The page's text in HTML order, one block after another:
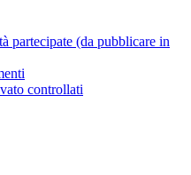
partecipate (da pubblicare in
controllati